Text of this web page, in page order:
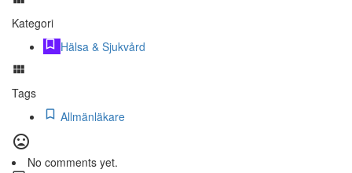
Kategori
Hälsa & Sjukvård
Tags
Allmänläkare
No comments yet.